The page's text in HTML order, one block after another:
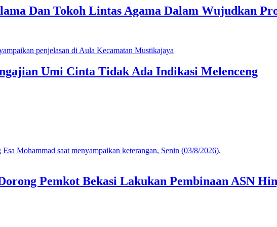
Dan Tokoh Lintas Agama Dalam Wujudkan
Umi Cinta Tidak Ada Indikasi Melenceng
Pemkot Bekasi Lakukan Pembinaan ASN